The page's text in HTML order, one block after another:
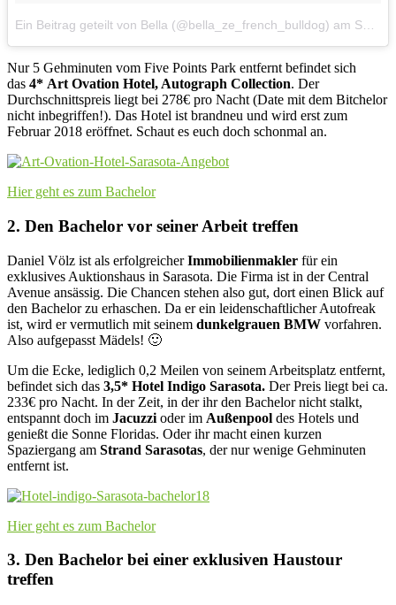
Ein Beitrag geteilt von Bella (@bella_ze_french_bulldog) am Sep 1, 2017 um 12:25 PDT
Nur 5 Gehminuten vom Five Points Park entfernt befindet sich
das 4* Art Ovation Hotel, Autograph Collection. Der
Durchschnittspreis liegt bei 278€ pro Nacht (Date mit dem Bitchelor
nicht inbegriffen!). Das Hotel ist brandneu und wird erst zum
Februar 2018 eröffnet. Schaut es euch doch schonmal an.
Hier geht es zum Bachelor
2. Den Bachelor vor seiner Arbeit treffen
Daniel Völz ist als erfolgreicherImmobilienmakler für ein
exklusives Auktionshaus in Sarasota. Die Firma ist in der Central
Avenue ansässig. Die Chancen stehen also gut, dort einen Blick auf
den Bachelor zu erhaschen. Da er ein leidenschaftlicher Autofreak
ist, wird er vermutlich mit seinem dunkelgrauen BMW vorfahren.
Also aufgepasst Mädels! 🙂
Um die Ecke, lediglich 0,2 Meilen von seinem Arbeitsplatz entfernt,
befindet sich das 3,5* Hotel Indigo Sarasota. Der Preis liegt bei ca.
233€ pro Nacht. In der Zeit, in der ihr den Bachelor nicht stalkt,
entspannt doch im Jacuzzi oder im Außenpool des Hotels und
genießt die Sonne Floridas. Oder ihr macht einen kurzen
Spaziergang am Strand Sarasotas, der nur wenige Gehminuten
entfernt ist.
Hier geht es zum Bachelor
3. Den Bachelor bei einer exklusiven Haustour
treffen